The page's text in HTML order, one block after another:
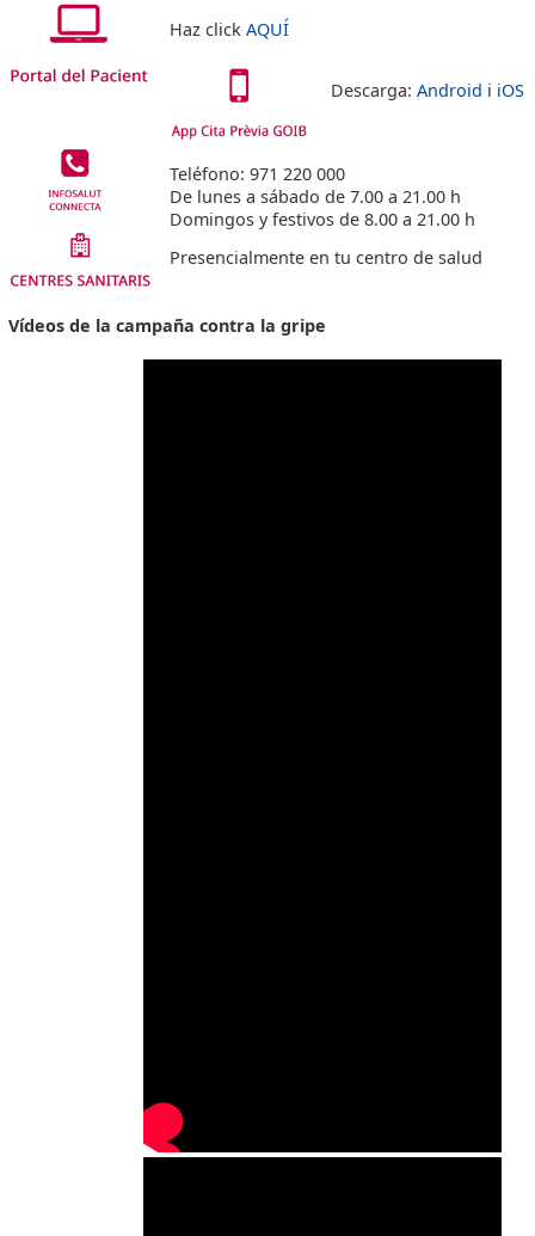
Haz clickAQUÍ
Descarga:Android i iOS
Teléfono: 971 220 000
De lunes a sábado de 7.00 a 21.00 h
Domingos y festivos de 8.00 a 21.00 h
Presencialmente en tu centro de salud
Vídeos de la campaña contra la gripe